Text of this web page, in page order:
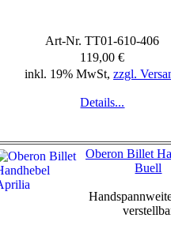
Art-Nr. TT01-610-406
119,00 €
inkl. 19% MwSt, zzgl.
Details...
Oberon Billet
Buell